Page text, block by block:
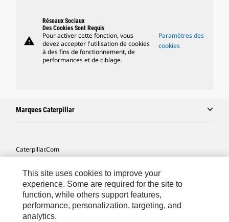
warning
Réseaux Sociaux
Des Cookies Sont Requis
Pour activer cette fonction, vous
devez accepter l'utilisation de cookies
à des fins de fonctionnement, de
performances et de ciblage.
Paramètres des
cookies
Marques Caterpillar
Caterpillar.com
Mes Préférences Marketing
Plan Du Site
Cookie Settings
This site uses cookies to improve your
experience. Some are required for the site to
function, while others support features,
performance, personalization, targeting, and
analytics.